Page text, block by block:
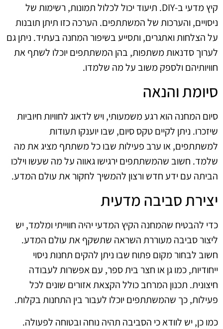
קיץ מדעי ב‑DIY. תיעוד יכול לכלול תמונות, רשימות של
ניסויים, והערכות של המשתתפים. הערכה כזו תיתן תובנות
על הצלחות ואתגרים, ותסייע בשיפור המחנה בעתיד. ניתן גם
לערוך סדנאות משתפות, בהן המשתתפים יוכלו לשתף את
חוויותיהם ולספק משוב על מה שלמדו.
סיומת והנאה
סיום המחנה הוא רגע משמעותי, ויש לדאוג לחוויות חיוביות
שיזכרו. ניתן לקיים טקס סיום, שבו יוענקו תעודות
למשתתפים, או ערב פעילות שבו כל משתתף מציג את מה
שלמד. חשוב שהמשתתפים ירגישו גאווה על מה שעשו וילכו
הביתה עם ידע חדש ורצון להמשיך לחקור את עולם המדע.
יצירת סביבה מדעית
כדי להבטיח שהמחנה הקיץ המדעי יהיה חווייתי ומלמד, יש
ליצור סביבה מעוררת השראה שתשקף את עולם המדע.
חשוב לבחור מקום פתוח שבו ניתן להקים תחנות ניסוי
ייחודיות, כמו גן או חצר בית ספר, עם אפשרות לעבודה
חיצונית. תכנון המרחב כולל הקצאת אזורים שונים לכל
פעילות, כך שהמשתתפים יוכלו לעבור בין התחנות בקלות.
כמו כן, יש לוודא כי הסביבה תהיה נוחה ובטוחה לפעולה.